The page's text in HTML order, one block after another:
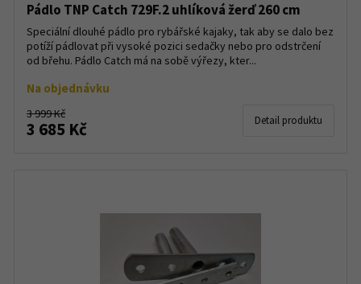
Pádlo TNP Catch 729F.2 uhlíková žerď 260 cm
Speciální dlouhé pádlo pro rybářské kajaky, tak aby se dalo bez
potíží pádlovat při vysoké pozici sedačky nebo pro odstrčení
od břehu. Pádlo Catch má na sobě výřezy, kter...
Na objednávku
3 999 Kč
3 685 Kč Detail produktu